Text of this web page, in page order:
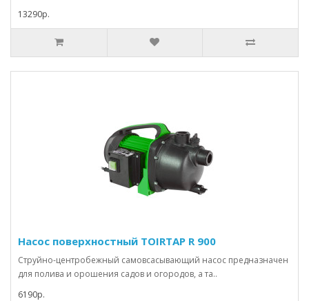
13290р.
Насос поверхностный TOIRTAP R 900
Струйно-центробежный самовсасывающий насос предназначен
для полива и орошения садов и огородов, а та..
6190р.